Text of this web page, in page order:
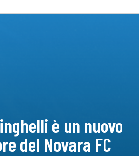
è un nuovo
del Novara FC